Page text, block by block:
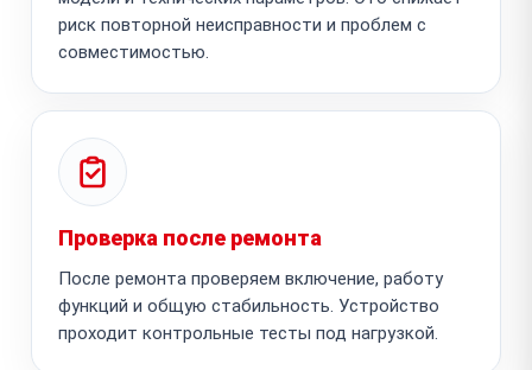
риск повторной неисправности и проблем с
совместимостью.
Проверка после ремонта
После ремонта проверяем включение, работу
функций и общую стабильность. Устройство
проходит контрольные тесты под нагрузкой.